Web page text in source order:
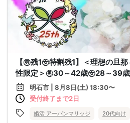
【㊚残1㊛特割残1】＜理想の旦
性限定＞㊚30～42歳㊛28～39歳
明石市 | 8月8日(土) 18:30〜
受付終了まで2日
婚活 アーバンマリッジ 20代向け